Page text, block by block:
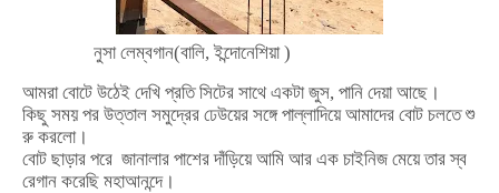
নুসা লেম্বগান(বালি, ইন্দোনেশিয়া )
আমরা বোটে উঠেই দেখি প্রতি সিটের সাথে একটা জুস, পানি দেয়া আছে।
কিছু সময় পর উত্তাল সমুদ্রের ঢেউয়ের সঙ্গে পাল্লাদিয়ে আমাদের বোট চলতে শু
রু করলো।
বোট ছাড়ার পরে জানালার পাশের দাঁড়িয়ে আমি আর এক চাইনিজ মেয়ে তার স্ব
রেগান করেছি মহাআনন্দে।